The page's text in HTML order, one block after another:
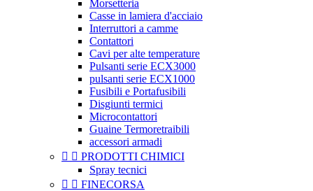
Morsetteria
Casse in lamiera d'acciaio
Interruttori a camme
Contattori
Cavi per alte temperature
Pulsanti serie ECX3000
pulsanti serie ECX1000
Fusibili e Portafusibili
Disgiunti termici
Microcontattori
Guaine Termoretraibili
accessori armadi
  PRODOTTI CHIMICI
Spray tecnici
  FINECORSA